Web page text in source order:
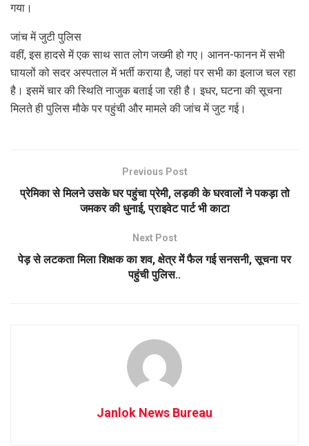
गया।
जांच में जुटी पुलिस
वहीं, इस हादसे में एक साथ सात लोग जख्मी हो गए। आनन-फानन में सभी
घायलों को सदर अस्पताल में भर्ती कराया है, जहां पर सभी का इलाज चल रहा
है। इसमें चार की स्थिति नाजुक बताई जा रही है। इधर, घटना की सूचना
मिलते ही पुलिस मौके पर पहुंची और मामले की जांच में जुट गई।
Previous Post
प्रेमिका से मिलने उसके घर पहुंचा प्रेमी, लड़की के घरवालों ने पकड़ा तो
जमकर की धुनाई, प्राइवेट पार्ट भी काटा
Next Post
पेड़ से लटकता मिला शिक्षक का शव, क्षेत्र में फैल गई सनसनी, सूचना पर
पहुंची पुलिस..
Janlok News Bureau